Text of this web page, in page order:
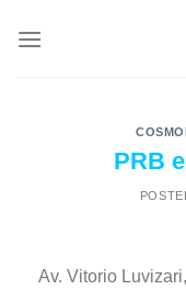
PRB
Av. Vitorio